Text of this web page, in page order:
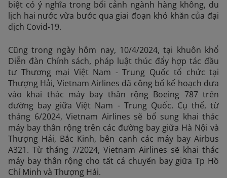
biệt có ý nghĩa trong bối cảnh ngành hàng không, du
lịch hai nước vừa bước qua giai đoạn khó khăn của đại
dịch Covid-19.
Cũng trong ngày hôm nay, 10/4/2024, tại khuôn khổ
Diễn đàn Chính sách, pháp luật thúc đẩy hợp tác đầu
tư Thương mại Việt Nam - Trung Quốc tổ chức tại
Thượng Hải, Vietnam Airlines đã công bố kế hoạch đưa
vào khai thác máy bay thân rộng Boeing 787 trên
đường bay giữa Việt Nam - Trung Quốc. Cụ thể, từ
tháng 6/2024, Vietnam Airlines sẽ bổ sung khai thác
máy bay thân rộng trên các đường bay giữa Hà Nội và
Thượng Hải, Bắc Kinh, bên cạnh các máy bay Airbus
A321. Từ tháng 7/2024, Vietnam Airlines sẽ khai thác
máy bay thân rộng cho tất cả chuyến bay giữa Tp Hồ
Chí Minh và Thượng Hải.